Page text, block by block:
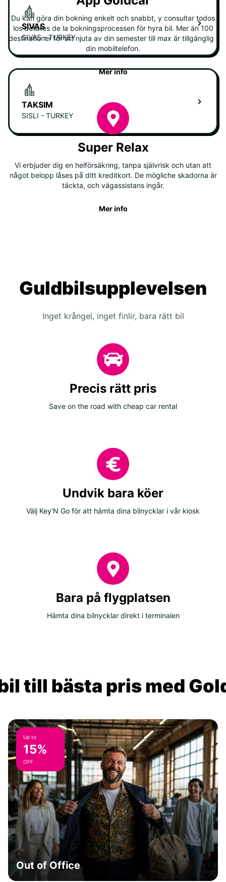
SIVAS
SIVAS - TURKEY
TAKSIM
SISLI - TURKEY
Du kan göra din bokning enkelt och snabbt, y consultar todos
los detalles de la bokningsprocessen för hyra bil. Mer än 100
destinationer för att njuta av din semester till max är tillgänglig i
din mobiltelefon.
Mer info
Super Relax
Vi erbjuder dig en helförsäkring, tanpa självrisk och utan att
något belopp låses på ditt kreditkort. De mögliche skadorna är
täckta, och vägassistans ingår.
Mer info
Guldbilsupplevelsen
Inget krångel, inget finlir, bara rätt bil
Precis rätt pris
Save on the road with cheap car rental
Undvik bara köer
Välj Key'N Go för att hämta dina bilnycklar i vår kiosk
Bara på flygplatsen
Hämta dina bilnycklar direkt i terminalen
till bästa pris med
Up to
15%
OFF
Out of Office